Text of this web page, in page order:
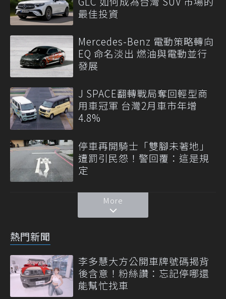
最佳投資
Mercedes-Benz 電動策略轉向
EQ 命名淡出 燃油與電動並行
發展
J SPACE翻轉戰局奪回輕型商
用車冠軍 台灣2月車市年增
4.8%
停車再開騎士「雙腳未著地」
遭罰引民怨！警回覆：這是規
定
More
熱門新聞
李多慧大方公開車牌號碼揭背
後含意！粉絲讚：忘記停哪還
能幫忙找車